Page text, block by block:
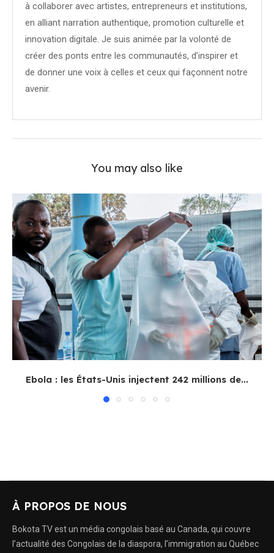
à collaborer avec artistes, entrepreneurs et institutions,
en alliant narration authentique, promotion culturelle et
innovation digitale. Je suis animée par la volonté de
créer des ponts entre les communautés, d’inspirer et
de donner une voix à celles et ceux qui façonnent notre
avenir.
You may also like
Ebola : les États-Unis injectent 242 millions de...
À PROPOS DE NOUS
Bokota TV est un média congolais basé au Canada, qui couvre
l’actualité des Congolais de la diaspora, l’immigration au Québec